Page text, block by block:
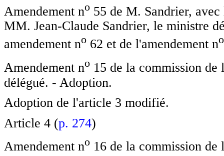
Amendement no 55 de M. Sandrier, avec
MM. Jean-Claude Sandrier, le ministre
amendement no 62 et de l'amendement no
Amendement no 15 de la commission
délégué. - Adoption.
Adoption de l'article 3 modifié.
Article 4 (p. 274)
Amendement no 16 de la commission